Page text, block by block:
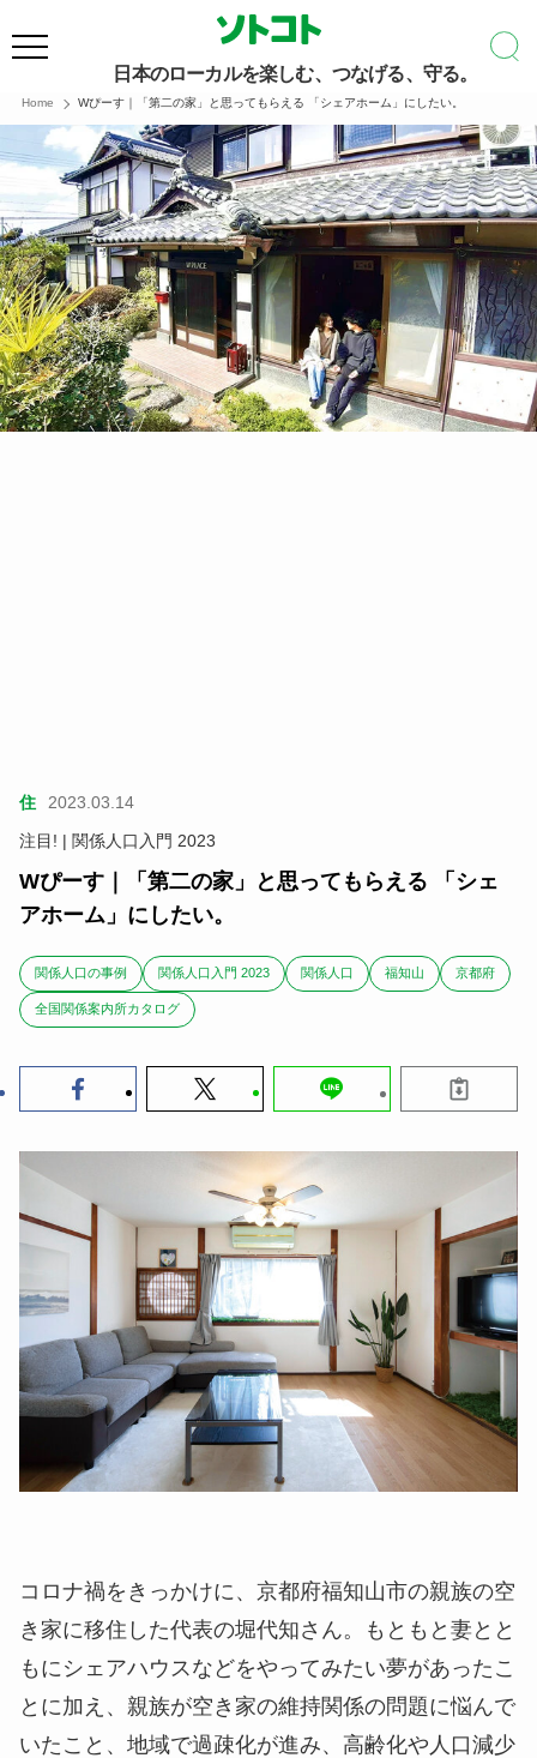
日本のローカルを楽しむ、つなげる、守る。
Home Wぴーす｜「第二の家」と思ってもらえる 「シェアホーム」にしたい。
住
2023.03.14
注目! | 関係人口入門 2023
Wぴーす｜「第二の家」と思ってもらえる 「シェ
アホーム」にしたい。
関係人口の事例 関係人口入門 2023 関係人口 福知山 京都府
全国関係案内所カタログ
コロナ禍をきっかけに、京都府福知山市の親族の空
き家に移住した代表の堀代知さん。もともと妻とと
もにシェアハウスなどをやってみたい夢があったこ
とに加え、親族が空き家の維持関係の問題に悩んで
いたこと、地域で過疎化が進み、高齢化や人口減少